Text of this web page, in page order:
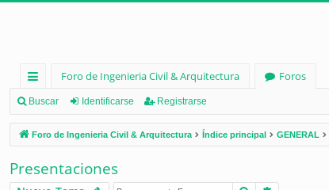
nl
ac
es
rá
Foro de Ingenieria Civil & Arquitectura
Foros
Buscar Identificarse Registrarse
Foro de Ingenieria Civil & Arquitectura Índice principal GENERAL
Presentaciones